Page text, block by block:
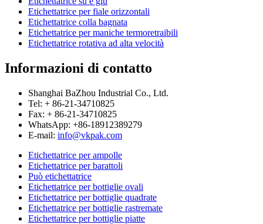
Etichettatrice per fiale orizzontali
Etichettatrice colla bagnata
Etichettatrice per maniche termoretraibili
Etichettatrice rotativa ad alta velocità
Informazioni di contatto
Shanghai BaZhou Industrial Co., Ltd.
Tel: + 86-21-34710825
Fax: + 86-21-34710825
WhatsApp: +86-18912389279
E-mail: info@vkpak.com
Etichettatrice per ampolle
Etichettatrice per barattoli
Può etichettatrice
Etichettatrice per bottiglie ovali
Etichettatrice per bottiglie quadrate
Etichettatrice per bottiglie rastremate
Etichettatrice per bottiglie piatte